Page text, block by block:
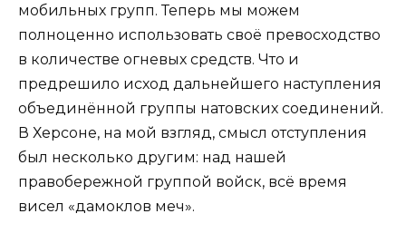
мобильных групп. Теперь мы можем
полноценно использовать своё превосходство
в количестве огневых средств. Что и
предрешило исход дальнейшего наступления
объединённой группы натовских соединений.
В Херсоне, на мой взгляд, смысл отступления
был несколько другим: над нашей
правобережной группой войск, всё время
висел «дамоклов меч».